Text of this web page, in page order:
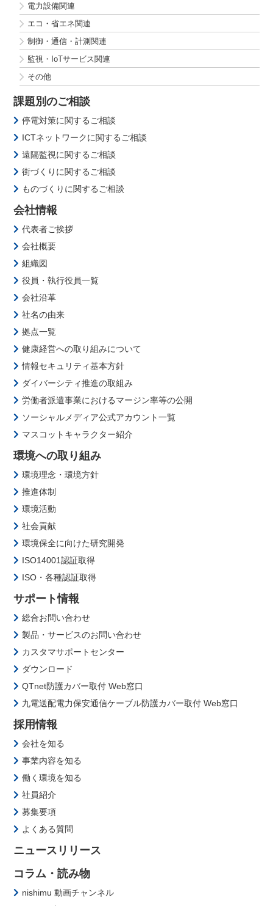
電力設備関連
エコ・省エネ関連
制御・通信・計測関連
監視・IoTサービス関連
その他
課題別のご相談
停電対策に関するご相談
ICTネットワークに関するご相談
遠隔監視に関するご相談
街づくりに関するご相談
ものづくりに関するご相談
会社情報
代表者ご挨拶
会社概要
組織図
役員・執行役員一覧
会社沿革
社名の由来
拠点一覧
健康経営への取り組みについて
情報セキュリティ基本方針
ダイバーシティ推進の取組み
労働者派遣事業におけるマージン率等の公開
ソーシャルメディア公式アカウント一覧
マスコットキャラクター紹介
環境への取り組み
環境理念・環境方針
推進体制
環境活動
社会貢献
環境保全に向けた研究開発
ISO14001認証取得
ISO・各種認証取得
サポート情報
総合お問い合わせ
製品・サービスのお問い合わせ
カスタマサポートセンター
ダウンロード
QTnet防護カバー取付 Web窓口
九電送配電力保安通信ケーブル防護カバー取付 Web窓口
採用情報
会社を知る
事業内容を知る
働く環境を知る
社員紹介
募集要項
よくある質問
ニュースリリース
コラム・読み物
nishimu 動画チャンネル